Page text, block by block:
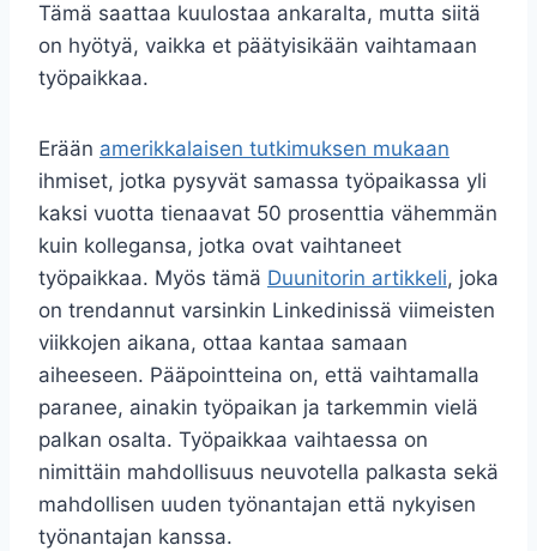
Tämä saattaa kuulostaa ankaralta, mutta siitä
on hyötyä, vaikka et päätyisikään vaihtamaan
työpaikkaa.
Erään amerikkalaisen tutkimuksen mukaan
ihmiset, jotka pysyvät samassa työpaikassa yli
kaksi vuotta tienaavat 50 prosenttia vähemmän
kuin kollegansa, jotka ovat vaihtaneet
työpaikkaa. Myös tämä Duunitorin artikkeli, joka
on trendannut varsinkin Linkedinissä viimeisten
viikkojen aikana, ottaa kantaa samaan
aiheeseen. Pääpointteina on, että vaihtamalla
paranee, ainakin työpaikan ja tarkemmin vielä
palkan osalta. Työpaikkaa vaihtaessa on
nimittäin mahdollisuus neuvotella palkasta sekä
mahdollisen uuden työnantajan että nykyisen
työnantajan kanssa.